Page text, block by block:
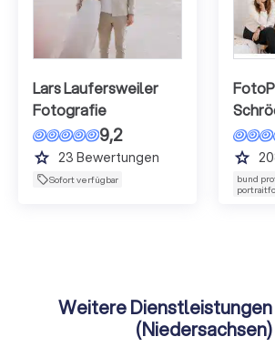
Lars Laufersweiler
Fotografie
9,2
grade 23 Bewertungen
Sofort verfügbar
grade
bund
Weitere Dienstleistungen
(Niedersachsen)